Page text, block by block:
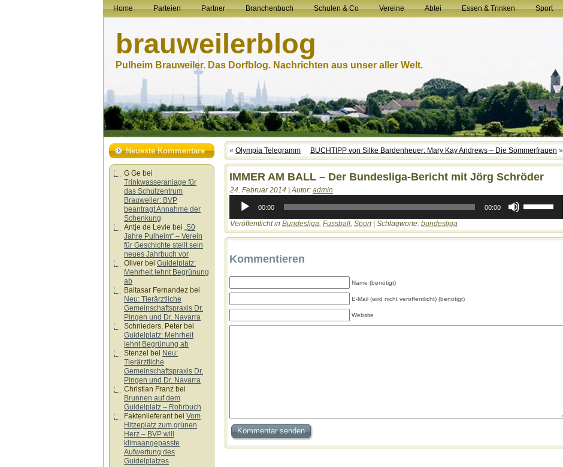
Home Parteien Partner Branchenbuch Schulen & Co Vereine Abtei Essen & Trinken Sport
brauweilerblog
Pulheim Brauweiler. Das Dorfblog. Nachrichten aus unser aller Welt.
Neueste Kommentare
G Ge bei
Trinkwasseranlage für
das Schulzentrum
Brauweiler: BVP
beantragt Annahme der
Schenkung
Antje de Levie bei „50
Jahre Pulheim“ – Verein
für Geschichte stellt sein
neues Jahrbuch vor
Oliver bei Guidelplatz:
Mehrheit lehnt Begrünung
ab
Baltasar Fernandez bei
Neu: Tierärztliche
Gemeinschaftspraxis Dr.
Pingen und Dr. Navarra
Schnieders, Peter bei
Guidelplatz: Mehrheit
lehnt Begrünung ab
Stenzel bei Neu:
Tierärztliche
Gemeinschaftspraxis Dr.
Pingen und Dr. Navarra
Christian Franz bei
Brunnen auf dem
Guidelplatz – Rohrbuch
Faktenlieferantbei Vom
Hitzeplatz zum grünen
Herz – BVP will
klimaangepasste
Aufwertung des
Guidelplatzes
« Olympia Telegramm BUCHTIPP von Silke Bardenheuer: Mary Kay Andrews – Die Sommerfrauen »
IMMER AM BALL – Der Bundesliga-Bericht mit Jörg Schröder
24. Februar 2014 | Autor: admin
Player
00:00 00:00
Hoch/Runter
die
Lautstärke
Veröffentlicht in Bundesliga, Fussball, Sport| Schlagworte: bundesliga
Kommentieren
Name (benötigt)
E-Mail (wird nicht veröffentlicht) (benötigt)
Website